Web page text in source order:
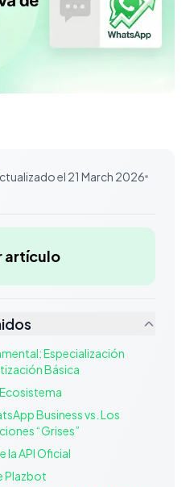
el 21 March 2026
artículo
Especialización
Básica
Business vs. Los
“Grises”
la API Oficial
Plazbot